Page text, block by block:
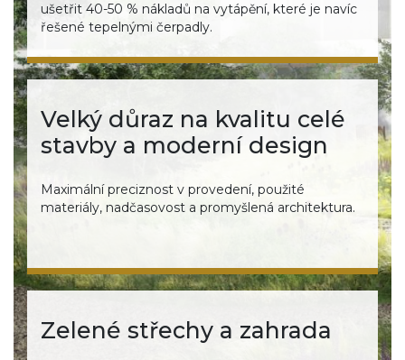
ušetřit 40-50 % nákladů na vytápění, které je navíc
řešené tepelnými čerpadly.
Velký důraz na kvalitu celé
stavby a moderní design
Maximální preciznost v provedení, použité
materiály, nadčasovost a promyšlená architektura.
Zelené střechy a zahrada